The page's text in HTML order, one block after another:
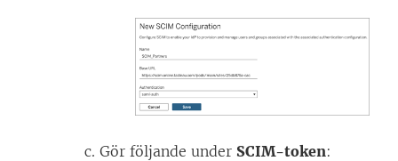
Gör följande under SCIM-token: